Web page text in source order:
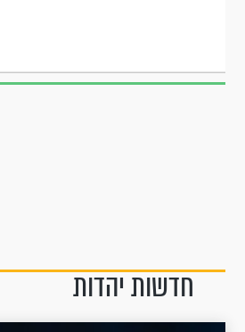
חדשות יהדות